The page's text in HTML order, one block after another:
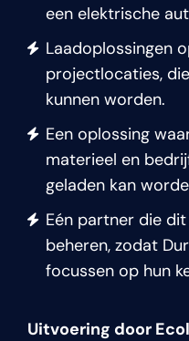
een elektrische
Laadoplossingen
projectlocaties,
kunnen worden.
Een oplossing
materieel en
geladen kan
Eén partner die
beheren, zodat
focussen op hun
Uitvoering door